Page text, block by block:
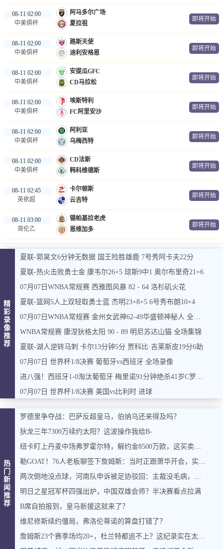
08-11 02:00
中美俱杯
阿马多尔广场
夏拉祖
即将开始
08-11 02:00
中美俱杯
路斯天使
迪利安格恩
即将开始
08-11 02:00
中美俱杯
安提瓜GFC
CD马拉松
即将开始
08-11 02:00
中美俱杯
埃斯特利
FC阿里安沙
即将开始
08-11 02:00
中美俱杯
阿利亚
乌梅西特
即将开始
08-11 02:00
中美俱杯
CD法斯
韩科维德斯
即将开始
08-11 02:45
英依超
卡尔顿斯
云吉特
即将开始
08-11 03:00
哥伦乙
锡帕基拉老虎
恩维加多
即将开始
精
彩
录
像
推
荐
夏联-郭昊文6分钟无数据 国王险胜雄鹿 7号秀阿卡夫22分
夏联-热火击败勇士金 康韦尔26+5 琼斯9中1 奥尔布里奇21+6
07月07日WNBA常规赛 西雅图风暴 82 - 64 洛杉矶火花
夏联-篮网5人上双轻取勇士蓝 杰明23+8+5 6号秀布朗10+4
07月07日WNBA常规赛 金州女武神62-49华盛顿神秘人 全场集锦
WNBA常规赛 康涅狄格太阳 90 - 89 明尼苏达山猫 全场集锦
夏联-湖人逆转马刺 卡尔13分钟5分 贾科比·吉莱斯皮19分6助
07月07日 世界杯1/8决赛 葡萄牙vs西班牙 全场录像
进八强！西班牙1-0淘汰葡萄牙 梅里诺91分钟绝杀41岁C罗最后一舞
07月07日 世界杯1/8决赛 美国vs比利时 进球
热
门
新
闻
推
荐
罗德里争夺战：巴萨反超皇马，伯纳乌还来得及吗？
狄龙三年7300万续约太阳？这波操作我给B-
纽卡盯上丹麦中场弗罗霍尔特，解约金8500万欧，这买卖能成吗？
勒GOAT！76人老板聊签下詹姆斯：当时正跟萧华开会，实在憋不住，直接打断走人
两次倒地没点球，河南队申诉被足协驳回：主裁没毛病，英博没占便宜
明日之星冠军杯四强出炉，中国双雄会师？半决赛看点拉满
B席自拍报到，皇马新援这就来了？
维尼修斯续约僵局，弗洛伦蒂诺的算盘打错了？
詹姆斯23个赛季场均20+，杜兰特都追不上？这纪录实在太硬了